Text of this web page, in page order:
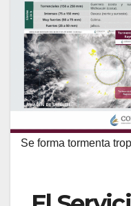
Se forma tormenta